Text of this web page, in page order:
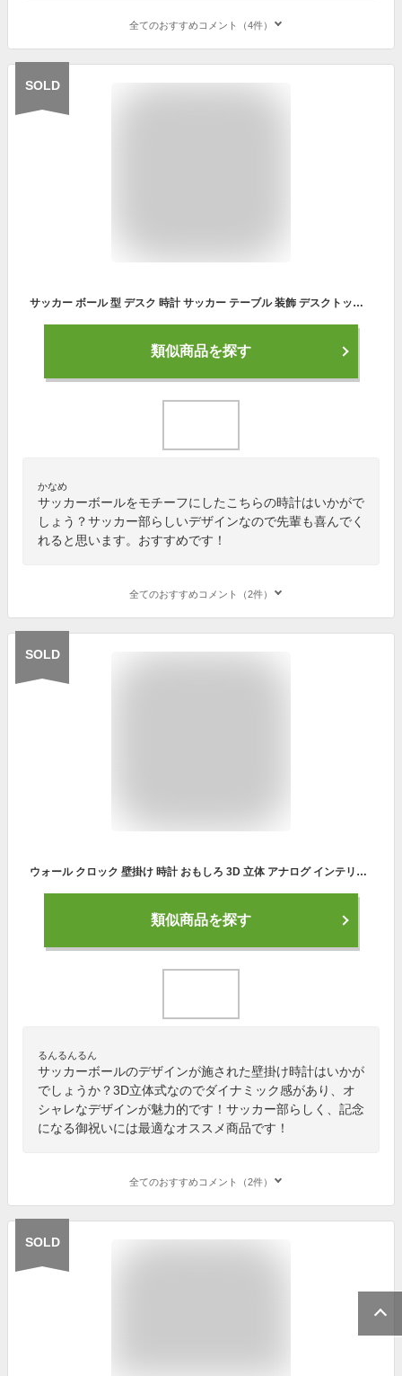
全てのおすすめコメント（4件）
SOLD
サッカー ボール 型 デスク 時計 サッカー テーブル 装飾 デスクトップ bedsides 誕生日 サッカー fansgift 屋外 旅行
類似商品を探す
かなめ
サッカーボールをモチーフにしたこちらの時計はいかがで
しょう？サッカー部らしいデザインなので先輩も喜んでく
れると思います。おすすめです！
全てのおすすめコメント（2件）
SOLD
ウォール クロック 壁掛け 時計 おもしろ 3D 立体 アナログ インテリア キッズ 子ども 部屋 プレゼント お祝い (サッカーボール)
類似商品を探す
るんるんるん
サッカーボールのデザインが施された壁掛け時計はいかが
でしょうか？3D立体式なのでダイナミック感があり、オ
シャレなデザインが魅力的です！サッカー部らしく、記念
になる御祝いには最適なオススメ商品です！
全てのおすすめコメント（2件）
SOLD